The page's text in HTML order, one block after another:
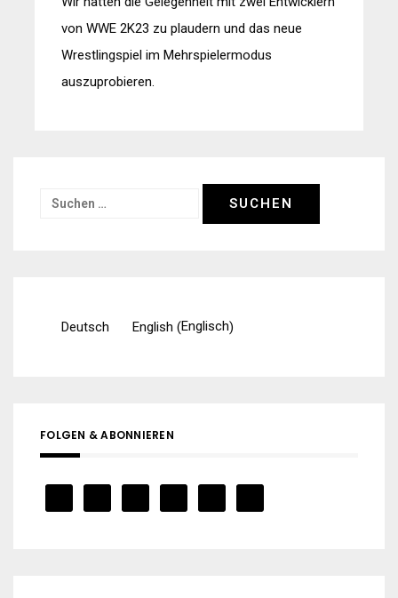
von WWE 2K23 zu plaudern und das neue
Wrestlingspiel im Mehrspielermodus
auszuprobieren.
Suchen
Deutsch English (Englisch)
FOLGEN & ABONNIEREN